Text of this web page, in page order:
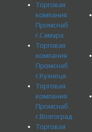
Торговая
компания
Промснаб
г.Самара
Торговая
компания
Промснаб
г.Кузнецк
Торговая
компания
Промснаб
г.Волгоград
Торговая